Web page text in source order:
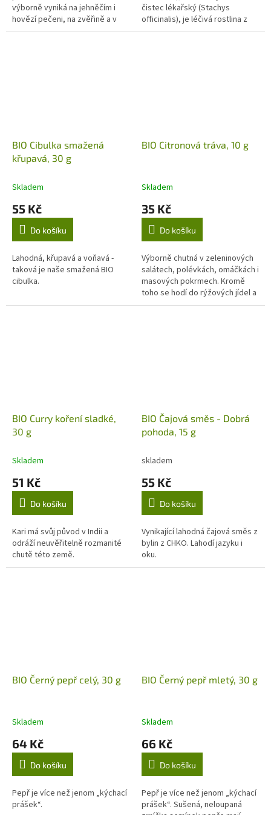
výborně vyniká na jehněčím i
hovězí pečeni, na zvěřině a v
marokánském Tajines.
čistec lékařský (Stachys
officinalis), je léčivá rostlina z
čeledi hluchavkovitých,
BIO Cibulka smažená
křupavá, 30 g
Skladem
55 Kč
Do košíku
Lahodná, křupavá a voňavá -
taková je naše smažená BIO
cibulka.
BIO Citronová tráva, 10 g
Skladem
35 Kč
Do košíku
Výborně chutná v zeleninových
salátech, polévkách, omáčkách i
masových pokrmech. Kromě
toho se hodí do rýžových jídel a
podtrhne chuť kuřete, ryb a
BIO Curry koření sladké,
30 g
Skladem
51 Kč
Do košíku
Kari má svůj původ v Indii a
odráží neuvěřitelně rozmanité
chutě této země.
BIO Čajová směs - Dobrá
pohoda, 15 g
skladem
55 Kč
Do košíku
Vynikající lahodná čajová směs z
bylin z CHKO. Lahodí jazyku i
oku.
BIO Černý pepř celý, 30 g
Skladem
64 Kč
Do košíku
Pepř je více než jenom „kýchací
prášek“.
BIO Černý pepř mletý, 30 g
Skladem
66 Kč
Do košíku
Pepř je více než jenom „kýchací
prášek“. Sušená, neloupaná